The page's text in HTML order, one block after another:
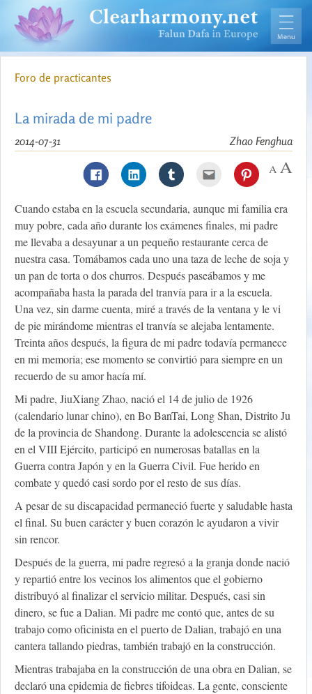
Foro de practicantes
La mirada de mi padre
Zhao Fenghua
2014-07-31
Cuando estaba en la escuela secundaria, aunque mi familia era
muy pobre, cada año durante los exámenes finales, mi padre
me llevaba a desayunar a un pequeño restaurante cerca de
nuestra casa. Tomábamos cada uno una taza de leche de soja y
un pan de torta o dos churros. Después paseábamos y me
acompañaba hasta la parada del tranvía para ir a la escuela.
Una vez, sin darme cuenta, miré a través de la ventana y le vi
de pie mirándome mientras el tranvía se alejaba lentamente.
Treinta años después, la figura de mi padre todavía permanece
en mi memoria; ese momento se convirtió para siempre en un
recuerdo de su amor hacía mí.
Mi padre, JiuXiang Zhao, nació el 14 de julio de 1926
(calendario lunar chino), en Bo BanTai, Long Shan, Distrito Ju
de la provincia de Shandong. Durante la adolescencia se alistó
en el VIII Ejército, participó en numerosas batallas en la
Guerra contra Japón y en la Guerra Civil. Fue herido en
combate y quedó casi sordo por el resto de sus días.
A pesar de su discapacidad permaneció fuerte y saludable hasta
el final. Su buen carácter y buen corazón le ayudaron a vivir
sin rencor.
Después de la guerra, mi padre regresó a la granja donde nació
y repartió entre los vecinos los alimentos que el gobierno
distribuyó al finalizar el servicio militar. Después, casi sin
dinero, se fue a Dalian. Mi padre me contó que, antes de su
trabajo como oficinista en el puerto de Dalian, trabajó en una
cantera tallando piedras, también trabajó en la construcción.
Mientras trabajaba en la construcción de una obra en Dalian, se
declaró una epidemia de fiebres tifoideas. La gente, consciente